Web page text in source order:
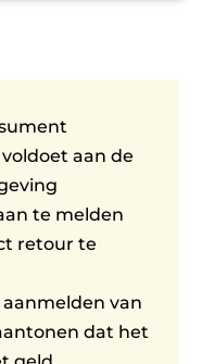
aan de
te melden
retour te
van
dat het